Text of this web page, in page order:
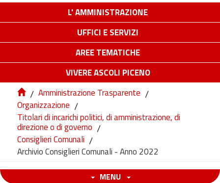
L' AMMINISTRAZIONE
UFFICI E SERVIZI
AREE TEMATICHE
VIVERE ASCOLI PICENO
/ Amministrazione Trasparente /
Organizzazione /
Titolari di incarichi politici, di amministrazione, di
direzione o di governo /
Consiglieri Comunali /
Archivio Consiglieri Comunali - Anno 2022
MENU